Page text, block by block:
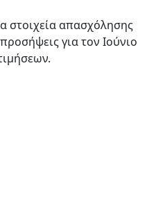
στοιχεία απασχόλησης
για τον Ιούνιο